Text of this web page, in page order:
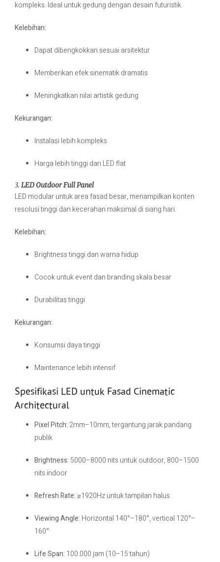
kompleks. Ideal untuk gedung dengan desain futuristik.
Kelebihan:
Dapat dibengkokkan sesuai arsitektur
Memberikan efek sinematik dramatis
Meningkatkan nilai artistik gedung
Kekurangan:
Instalasi lebih kompleks
Harga lebih tinggi dari LED flat
3. LED Outdoor Full Panel
LED modular untuk area fasad besar, menampilkan konten
resolusi tinggi dan kecerahan maksimal di siang hari.
Kelebihan:
Brightness tinggi dan warna hidup
Cocok untuk event dan branding skala besar
Durabilitas tinggi
Kekurangan:
Konsumsi daya tinggi
Maintenance lebih intensif
Spesifikasi LED untuk Fasad Cinematic
Architectural
Pixel Pitch: 2mm–10mm, tergantung jarak pandang
publik
Brightness: 5000–8000 nits untuk outdoor, 800–1500
nits indoor
Refresh Rate:≥1920Hz untuk tampilan halus
Viewing Angle: Horizontal 140°–180°, vertical 120°–
160°
Life Span: 100.000 jam (10–15 tahun)